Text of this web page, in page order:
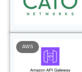
AWS